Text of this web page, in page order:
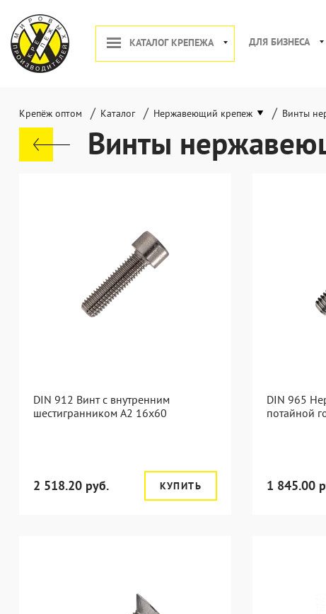
КАТАЛОГ КРЕПЕЖА ДЛЯ БИЗНЕСА
Крепёж оптом / Каталог / Нержавеющий крепеж / Винты
Винты
DIN 912 Винт с внутренним
шестигранником А2 16х60
2 518.20 руб. КУПИТЬ
DIN 965
потайной
1 845.00